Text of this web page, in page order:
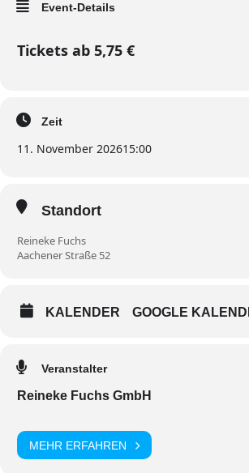
Event-Details
Tickets ab 5,75 €
Zeit
11. November 202615:00
Standort
Reineke Fuchs
Aachener Straße 52
KALENDER GOOGLE
Veranstalter
Reineke Fuchs GmbH
MEHR ERFAHREN